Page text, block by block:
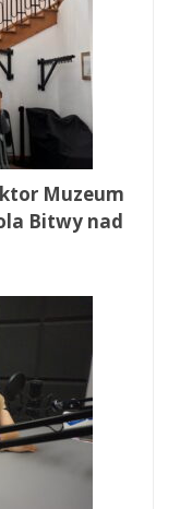
Muzeum
Bitwy nad